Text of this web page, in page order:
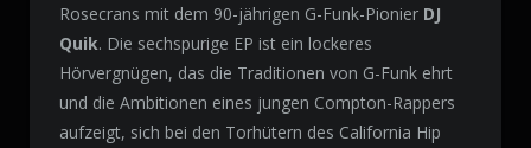
Rosecrans mit dem 90-jährigen G-Funk-Pionier DJ
Quik. Die sechspurige EP ist ein lockeres
Hörvergnügen, das die Traditionen von G-Funk ehrt
und die Ambitionen eines jungen Compton-Rappers
aufzeigt, sich bei den Torhütern des California Hip